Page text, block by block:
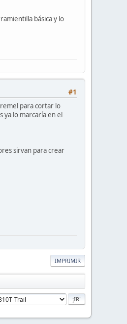
básica y lo
#1
para cortar lo
ya lo marcaría en el
sirvan para crear
IMPRIMIR